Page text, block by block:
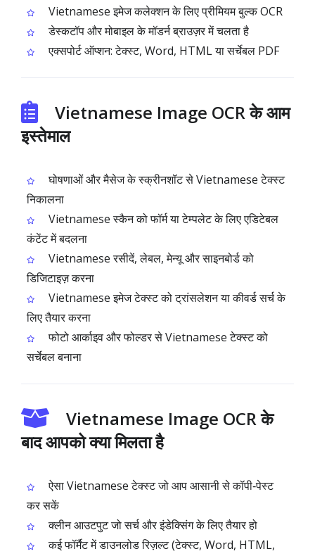
Vietnamese इमेज कलेक्शन के लिए प्रीमियम बुल्क OCR
डेस्कटॉप और मोबाइल के मॉडर्न ब्राउज़र में चलता है
एक्सपोर्ट ऑप्शन: टेक्स्ट, Word, HTML या सर्चेबल PDF
Vietnamese Image OCR के आम
इस्तेमाल
घोषणाओं और मैसेज के स्क्रीनशॉट से Vietnamese टेक्स्ट
निकालना
Vietnamese स्कैन को फॉर्म या टेम्पलेट के लिए एडिटेबल
कंटेंट में बदलना
Vietnamese रसीदें, लेबल, मेन्यू और साइनबोर्ड को
डिजिटाइज़ करना
Vietnamese इमेज टेक्स्ट को ट्रांसलेशन या कीवर्ड सर्च के
लिए तैयार करना
फोटो आर्काइव और फोल्डर से Vietnamese टेक्स्ट को
सर्चेबल बनाना
Vietnamese Image OCR के
बाद आपको क्या मिलता है
ऐसा Vietnamese टेक्स्ट जो आप आसानी से कॉपी‑पेस्ट
कर सकें
क्लीन आउटपुट जो सर्च और इंडेक्सिंग के लिए तैयार हो
कई फॉर्मैट में डाउनलोड रिज़ल्ट (टेक्स्ट, Word, HTML,